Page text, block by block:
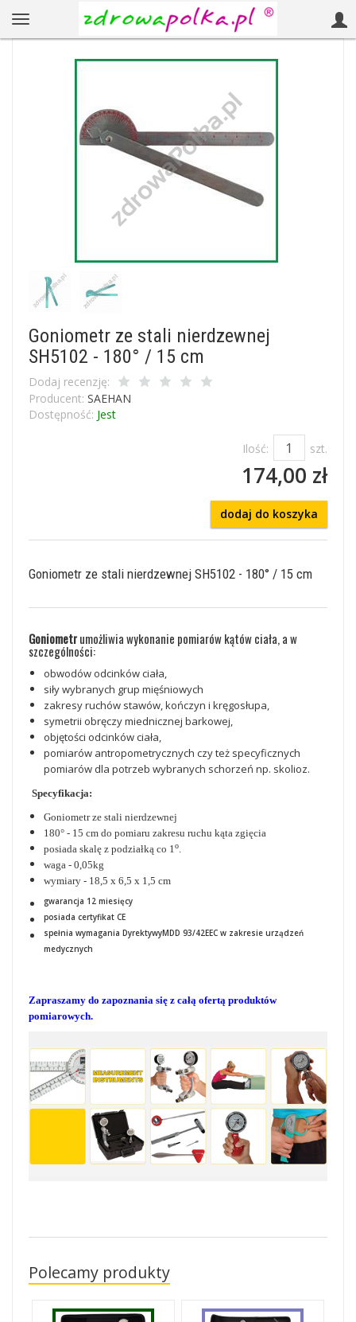
Goniometr ze stali nierdzewnej
SH5102 - 180° / 15 cm
Dodaj recenzję:
Producent: SAEHAN
Dostępność: Jest
Ilość: szt.
174,00 zł
dodaj do koszyka
Goniometr ze stali nierdzewnej SH5102 - 180° / 15 cm
Goniometrumożliwia wykonanie pomiarów kątów ciała, a w
szczególności:
obwodów odcinków ciała,
siły wybranych grup mięśniowych
zakresy ruchów stawów, kończyn i kręgosłupa,
symetrii obręczy miednicznej barkowej,
objętości odcinków ciała,
pomiarów antropometrycznych czy też specyficznych
pomiarów dla potrzeb wybranych schorzeń np. skolioz.
Specyfikacja:
Goniometr ze stali nierdzewnej
180° - 15 cm do pomiaru zakresu ruchu kąta zgięcia
posiada skalę z podziałką co 1o.
waga - 0,05kg
wymiary - 18,5 x 6,5 x 1,5 cm
gwarancja 12 miesięcy
posiada certyfikat CE
spełnia wymagania DyrektywyMDD 93/42EEC w zakresie urządzeń
medycznych
Zapraszamy do zapoznania się z całą ofertą produktów
pomiarowych.
Polecamy produkty